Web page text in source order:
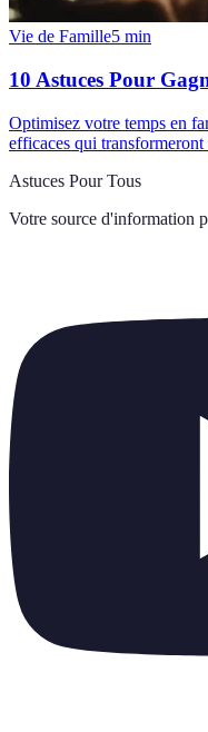
Vie de Famille5 min
10 Astuces Pour
Optimisez votre temps en
efficaces qui
Astuces Pour Tous
Votre source d'information